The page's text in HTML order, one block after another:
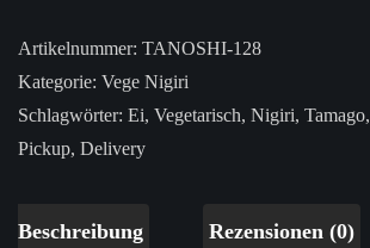
Artikelnummer: TANOSHI-128
Kategorie: Vege Nigiri
Schlagwörter: Ei, Vegetarisch, Nigiri, Tamago,
Pickup, Delivery
Beschreibung Rezensionen (0)